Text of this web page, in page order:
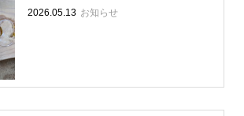
2026.05.13 お知らせ